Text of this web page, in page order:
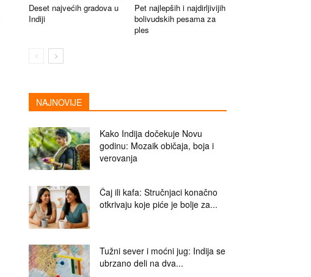
Deset najvećih gradova u
Indiji
Pet najlepših i najdirljivijih
bolivudskih pesama za
ples
NAJNOVIJE
Kako Indija dočekuje Novu
godinu: Mozaik običaja, boja i
verovanja
Čaj ili kafa: Stručnjaci konačno
otkrivaju koje piće je bolje za...
Tužni sever i moćni jug: Indija se
ubrzano deli na dva...